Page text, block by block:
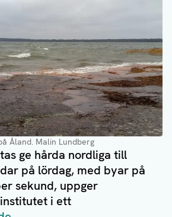
Åland. Malin Lundberg
ge hårda nordliga till
på lördag, med byar på
sekund, uppger
i ett